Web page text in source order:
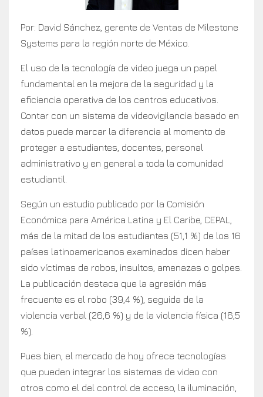
Por: David Sánchez, gerente de Ventas de Milestone
Systems para la región norte de México.
El uso de la tecnología de video juega un papel
fundamental en la mejora de la seguridad y la
eficiencia operativa de los centros educativos.
Contar con un sistema de videovigilancia basado en
datos puede marcar la diferencia al momento de
proteger a estudiantes, docentes, personal
administrativo y en general a toda la comunidad
estudiantil.
Según un estudio publicado por la Comisión
Económica para América Latina y El Caribe, CEPAL,
más de la mitad de los estudiantes (51,1 %) de los 16
países latinoamericanos examinados dicen haber
sido víctimas de robos, insultos, amenazas o golpes.
La publicación destaca que la agresión más
frecuente es el robo (39,4 %), seguida de la
violencia verbal (26,6 %) y de la violencia física (16,5
%).
Pues bien, el mercado de hoy ofrece tecnologías
que pueden integrar los sistemas de video con
otros como el del control de acceso, la iluminación,